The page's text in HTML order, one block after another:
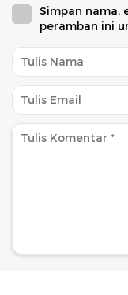
Simpan nama,
peramban ini